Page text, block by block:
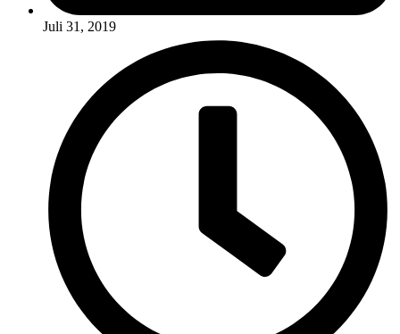
Juli 31, 2019